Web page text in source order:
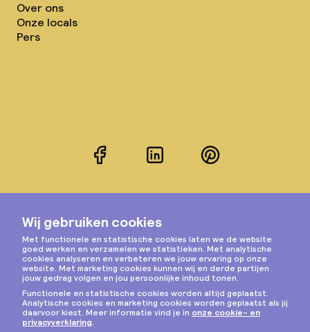
Over ons
Onze locals
Pers
FacebookLinkedInPinterest
Instagram